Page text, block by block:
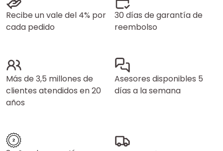
Recibe un vale del 4% por
cada pedido
30 días de garantía de
reembolso
Más de 3,5 millones de
clientes atendidos en 20
años
Asesores disponibles 5
días a la semana